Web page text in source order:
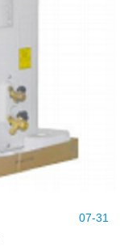
07-31